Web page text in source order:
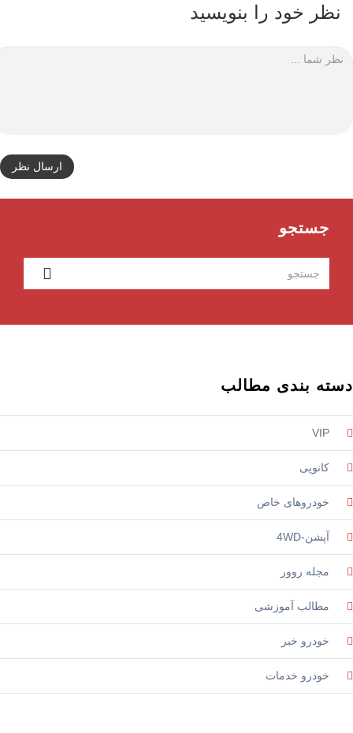
نظر خود را بنویسید
ارسال نظر
جستجو
بندی مطالب
VIP
کانوپی
خودروهای خاص
آپشن-4WD
مجله روور
مطالب آموزشی
خودرو خبر
خودرو خدمات